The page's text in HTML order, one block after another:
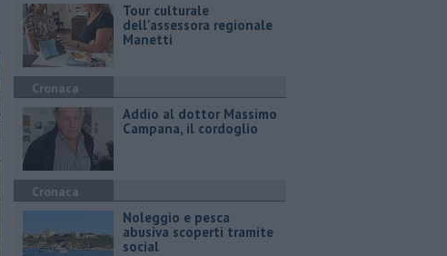
Tour culturale
dell'assessora regionale
Manetti
Cronaca
Addio al dottor Massimo
Campana, il cordoglio
Cronaca
Noleggio e pesca
abusiva scoperti tramite
social